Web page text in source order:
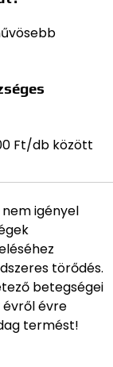
Ft/db között
igényel
törődés.
betegségei
évről évre
termést!